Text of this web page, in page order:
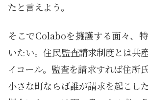
たと言えよう。
そこでColaboを擁護する面々、
いたい。住民監査請求制度とは共
イコール。監査を請求すれば住所
小さな町ならば誰が請求を起こし